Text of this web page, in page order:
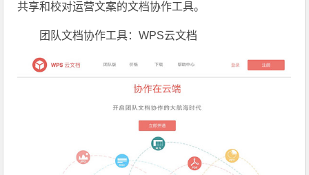
共享和校对运营文案的文档协作工具。
团队文档协作工具：WPS云文档